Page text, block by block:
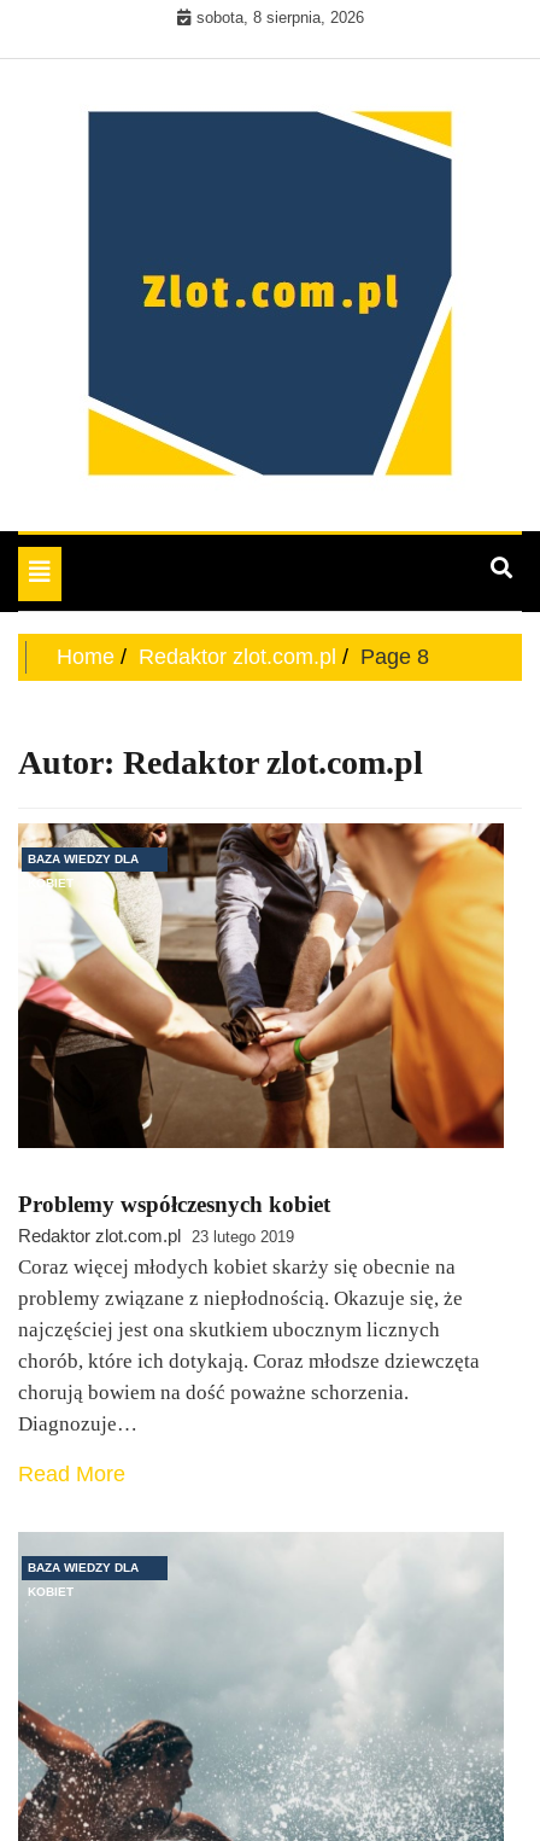
sobota, 8 sierpnia, 2026
Prawdziwa kobieta –
aktywnych kobiet
Toggle
navigation
Home Redaktor zlot.com.pl Page 8
Autor: Redaktor zlot.com.pl
BAZA WIEDZY DLA
KOBIET
Problemy współczesnych kobiet
Redaktor zlot.com.pl 23 lutego 2019
Coraz więcej młodych kobiet skarży się obecnie na
problemy związane z niepłodnością. Okazuje się, że
najczęściej jest ona skutkiem ubocznym licznych
chorób, które ich dotykają. Coraz młodsze dziewczęta
chorują bowiem na dość poważne schorzenia.
Diagnozuje…
Read More
BAZA WIEDZY DLA
KOBIET